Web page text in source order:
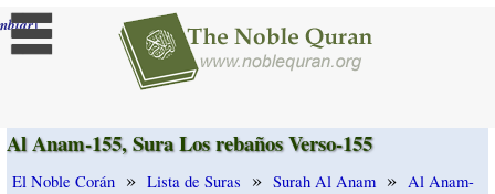
]
Al Anam-155, Sura Los rebaños Verso-155
El Noble Corán » Lista de Suras » Surah Al Anam » Al Anam-